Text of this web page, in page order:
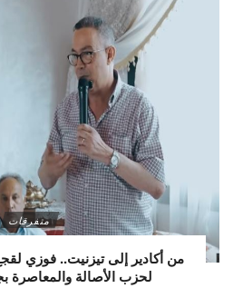
متفرقات
من أكادير إلى تيزنيت.. فوزي
لحزب الأصالة